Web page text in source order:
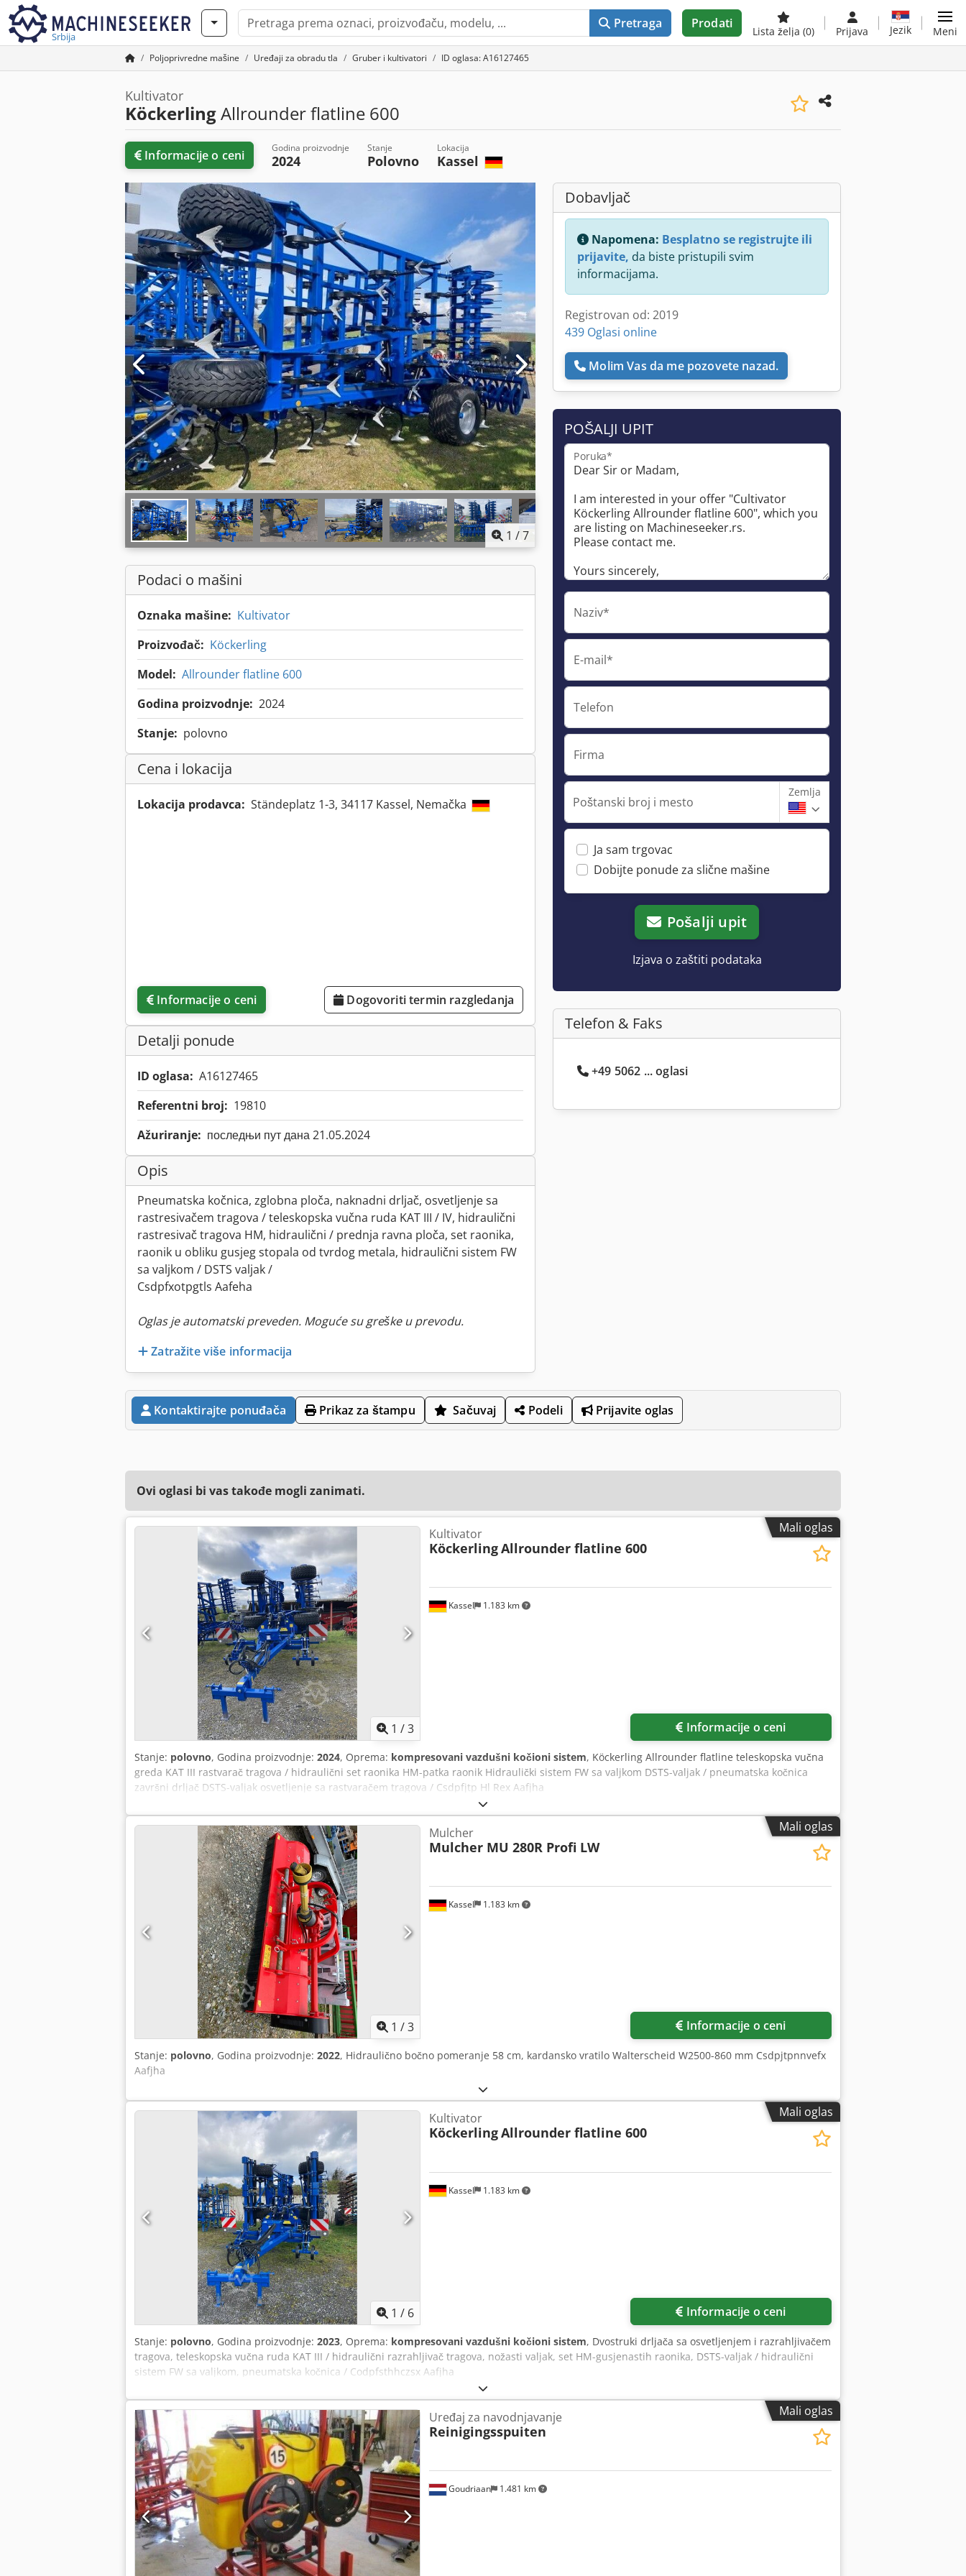
Srbija
Pretraga Prodati
Lista želja (0) Prijava Jezik Meni
Poljoprivredne mašine Uređaji za obradu tla Gruber i kultivatori ID oglasa: A16127465
Kultivator
KöckerlingAllrounder flatline 600
Informacije o ceni Godina proizvodnje
2024
Stanje
Polovno
Lokacija
Kassel
1 /7
Podaci o mašini
Oznaka mašine: Kultivator
Proizvođač: Köckerling
Model: Allrounder flatline 600
Godina proizvodnje: 2024
Stanje: polovno
Cena i lokacija
Lokacija prodavca: Ständeplatz 1-3, 34117 Kassel, Nemačka
Informacije o ceni Dogovoriti termin razgledanja
Detalji ponude
ID oglasa: A16127465
Referentni broj: 19810
Ažuriranje: последњи пут дана 21.05.2024
Opis
Pneumatska kočnica, zglobna ploča, naknadni drljač, osvetljenje sa
rastresivačem tragova / teleskopska vučna ruda KAT III / IV, hidraulični
rastresivač tragova HM, hidraulični / prednja ravna ploča, set raonika,
raonik u obliku gusjeg stopala od tvrdog metala, hidraulični sistem FW
sa valjkom / DSTS valjak /
Csdpfxotpgtls Aafeha
Oglas je automatski preveden. Moguće su greške u prevodu.
Zatražite više informacija
Dobavljač
Napomena: Besplatno se registrujte ili
prijavite, da biste pristupili svim
informacijama.
Registrovan od: 2019
439 Oglasi online
Molim Vas da me pozovete nazad.
POŠALJI UPIT
Poruka*
Naziv*
E-mail*
Telefon
Firma
Poštanski broj i mesto
Zemlja
Ja sam trgovac
Dobijte ponude za slične mašine
Pošalji upit
Izjava o zaštiti podataka
Telefon & Faks
+49 5062 ... oglasi
Kontaktirajte ponuđača Prikaz za štampu Sačuvaj Podeli Prijavite oglas
Ovi oglasi bi vas takođe mogli zanimati.
Mali oglas
1 /3
Kassel 1.183 km
Kultivator
KöckerlingAllrounder flatline 600
Informacije o ceni
Stanje: polovno, Godina proizvodnje: 2024, Oprema: kompresovani vazdušni kočioni sistem, Köckerling Allrounder flatline teleskopska vučna
greda KAT III rastvarač tragova / hidraulični set raonika HM-patka raonik Hidraulički sistem FW sa valjkom DSTS-valjak / pneumatska kočnica
završni drljač DSTS-valjak osvetljenje sa rastvaračem tragova / Csdpfjtp Hl Rex Aafjha
Mali oglas
1 /3
Kassel 1.183 km
Mulcher
Mulcher MU 280R Profi LW
Informacije o ceni
Stanje: polovno, Godina proizvodnje: 2022, Hidraulično bočno pomeranje 58 cm, kardansko vratilo Walterscheid W2500-860 mm Csdpjtpnnvefx
Aafjha
Mali oglas
1 / 6
Kassel 1.183 km
Kultivator
KöckerlingAllrounder flatline 600
Informacije o ceni
Stanje: polovno, Godina proizvodnje: 2023, Oprema: kompresovani vazdušni kočioni sistem, Dvostruki drljača sa osvetljenjem i razrahljivačem
tragova, teleskopska vučna ruda KAT III / hidraulični razrahljivač tragova, nožasti valjak, set HM-gusjenastih raonika, DSTS-valjak / hidraulični
sistem FW sa valjkom, pneumatska kočnica / Codpfsthhczsx Aafjha
Mali oglas
Goudriaan 1.481 km
Uređaj za navodnjavanje
Reinigingsspuiten